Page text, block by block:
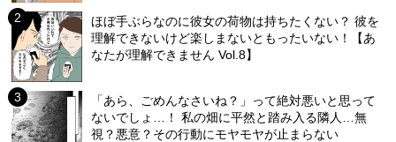
ほぼ手ぶらなのに彼女の荷物は持ちたくない？ 彼を
理解できないけど楽しまないともったいない！【あ
なたが理解できません Vol.8】
「あら、ごめんなさいね？」って絶対悪いと思って
ないでしょ…！ 私の畑に平然と踏み入る隣人…無
視？悪意？その行動にモヤモヤが止まらない